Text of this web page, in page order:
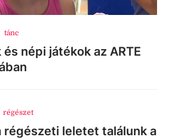
tánc
népi játékok az ARTE
régészet
régészeti leletet találunk a